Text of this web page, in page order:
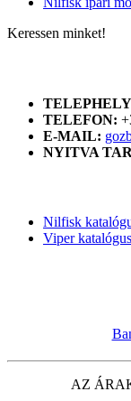
Keressen minket!
TELEFON:
E-MAIL:
NYITVA
Nilfisk
Viper
AZ